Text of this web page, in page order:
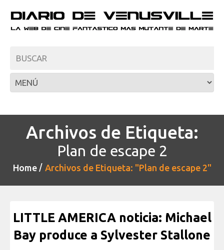
Archivos de Etiqueta:
Plan de escape 2
Home Archivos de Etiqueta: "Plan de escape 2"
LITTLE AMERICA noticia: Michael
Bay produce a Sylvester Stallone